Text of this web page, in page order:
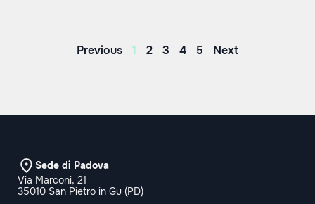
Previous 1 2 3 4 5 Next
Sede di Padova
Via Marconi, 21
35010 San Pietro in Gu (PD)